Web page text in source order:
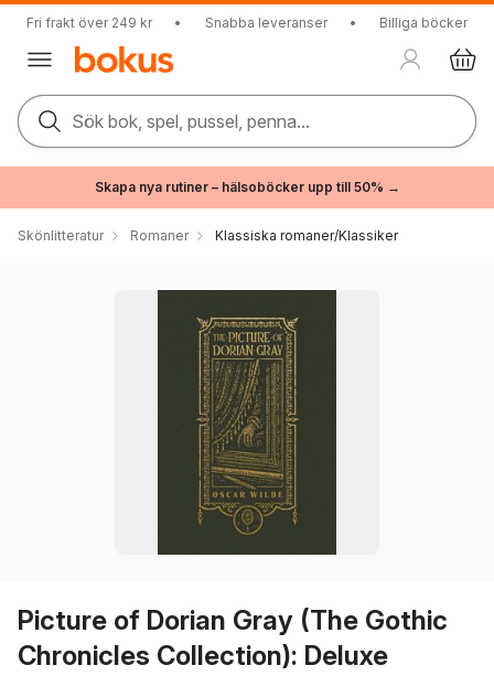
Fri frakt över 249 kr • Snabba leveranser • Billiga böcker
Sök bok, spel, pussel, penna...
Skapa nya rutiner – hälsoböcker upp till 50% →
Skönlitteratur Romaner Klassiska romaner/Klassiker
Picture of Dorian Gray (The Gothic
Chronicles Collection): Deluxe